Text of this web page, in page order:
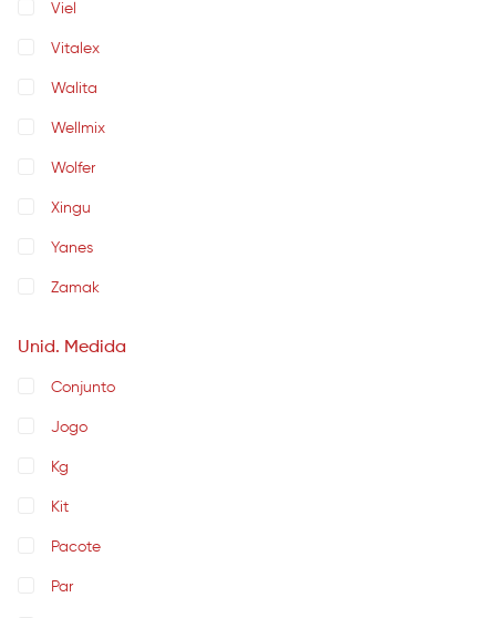
Viel
Vitalex
Walita
Wellmix
Wolfer
Xingu
Yanes
Zamak
Unid. Medida
Conjunto
Jogo
Kg
Kit
Pacote
Par